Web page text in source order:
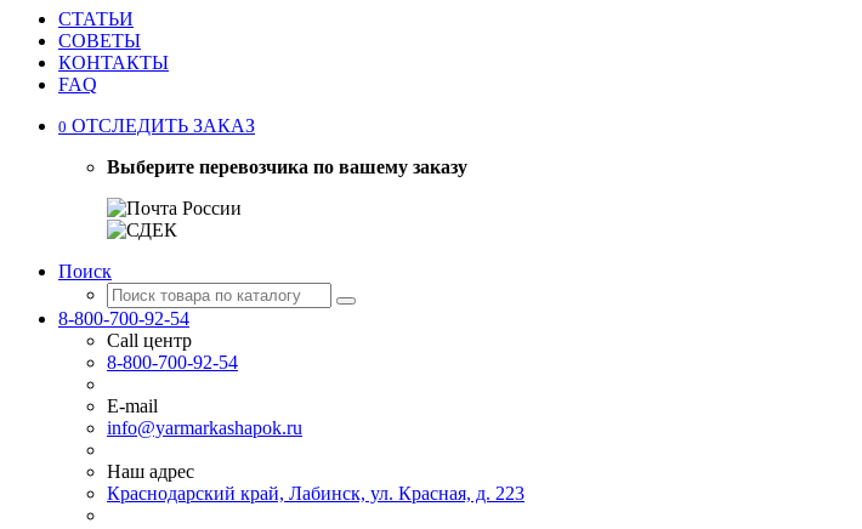
СТАТЬИ
СОВЕТЫ
КОНТАКТЫ
FAQ
0 ОТСЛЕДИТЬ ЗАКАЗ
Выберите перевозчика по вашему заказу
Поиск
8-800-700-92-54
Call центр
8-800-700-92-54
E-mail
info@yarmarkashapok.ru
Наш адрес
Краснодарский край, Лабинск, ул. Красная, д. 223